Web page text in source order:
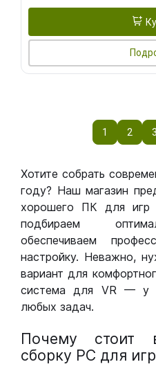
1 2 3
Хотите собрать
году? Наш магазин
хорошего ПК для
подбираем
обеспечиваем
настройку. Неважно,
вариант для
система для VR — у
любых задач.
Почему стоит
сборку РС для игр